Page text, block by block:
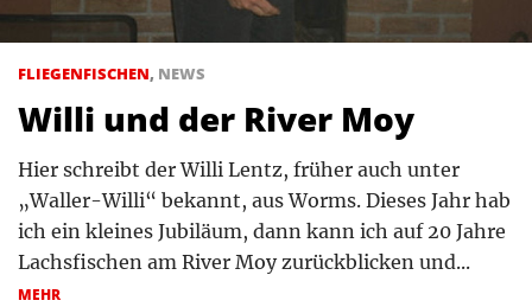
FLIEGENFISCHEN, NEWS
Willi und der River Moy
Hier schreibt der Willi Lentz, früher auch unter
„Waller-Willi“ bekannt, aus Worms. Dieses Jahr hab
ich ein kleines Jubiläum, dann kann ich auf 20 Jahre
Lachsfischen am River Moy zurückblicken und...
MEHR